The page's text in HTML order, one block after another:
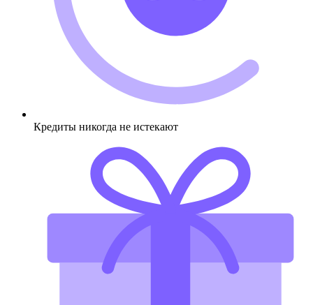
Кредиты никогда не истекают